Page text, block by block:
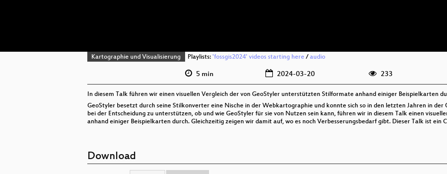
Kartographie und Visualisierung Playlists: 'fossgis2024' videos starting here/ audio
5 min 2024-03-20 233
In diesem Talk führen wir einen visuellen Vergleich der von GeoStyler unterstützten Stilformate anhand einiger Beispielkarten
GeoStyler besetzt durch seine Stilkonverter eine Nische in der Webkartographie und konnte sich so in den letzten Jahren in
bei der Entscheidung zu unterstützen, ob und wie GeoStyler für sie von Nutzen sein kann, führen wir in diesem Talk einen
anhand einiger Beispielkarten durch. Gleichzeitig zeigen wir damit auf, wo es noch Verbesserungsbedarf gibt. Dieser Talk ist ein
Download